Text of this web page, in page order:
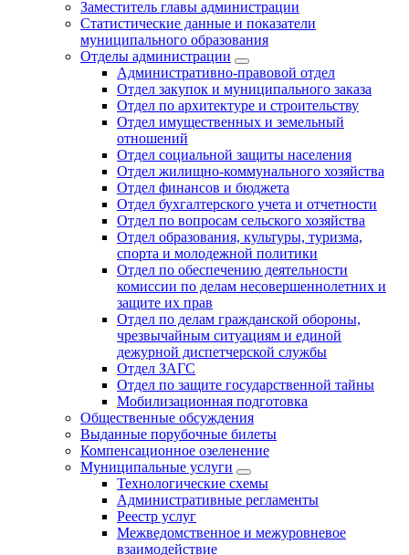
Заместитель главы администрации
Статистические данные и показатели
муниципального образования
Отделы администрации
Административно-правовой отдел
Отдел закупок и муниципального заказа
Отдел по архитектуре и строительству
Отдел имущественных и земельный
отношений
Отдел социальной защиты населения
Отдел жилищно-коммунального хозяйства
Отдел финансов и бюджета
Отдел бухгалтерского учета и отчетности
Отдел по вопросам сельского хозяйства
Отдел образования, культуры, туризма,
спорта и молодежной политики
Отдел по обеспечению деятельности
комиссии по делам несовершеннолетних и
защите их прав
Отдел по делам гражданской обороны,
чрезвычайным ситуациям и единой
дежурной диспетчерской службы
Отдел ЗАГС
Отдел по защите государственной тайны
Мобилизационная подготовка
Общественные обсуждения
Выданные порубочные билеты
Компенсационное озеленение
Муниципальные услуги
Технологические схемы
Административные регламенты
Реестр услуг
Межведомственное и межуровневое
взаимодействие